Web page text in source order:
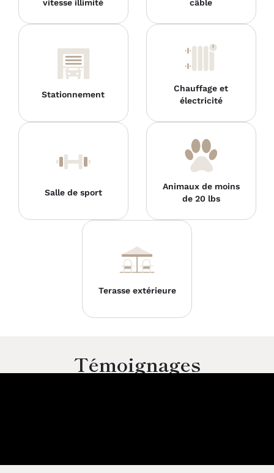
vitesse illimité
câble
Stationnement
Chauffage et
électricité
Salle de sport
Animaux de moins
de 20 lbs
Terasse extérieure
Témoignages